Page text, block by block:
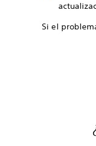
Si el